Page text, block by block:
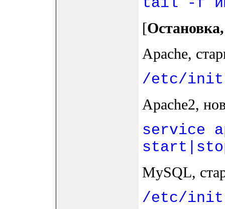
[
Apache,
/etc/
Apache2,
service
MySQL,
/etc/